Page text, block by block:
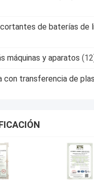
de baterías de
máquinas y aparatos
con transferencia de